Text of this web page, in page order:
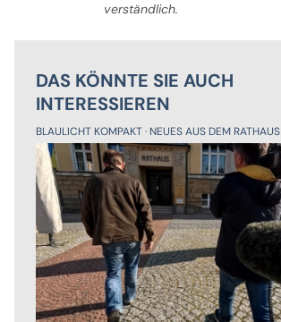
verständlich.
DAS KÖNNTE SIE AUCH
INTERESSIEREN
BLAULICHT KOMPAKT NEUES AUS DEM RATHAUS